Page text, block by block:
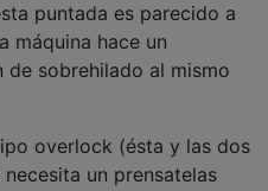
puntada es parecido a
máquina hace un
de sobrehilado al mismo
overlock (ésta y las dos
un prensatelas